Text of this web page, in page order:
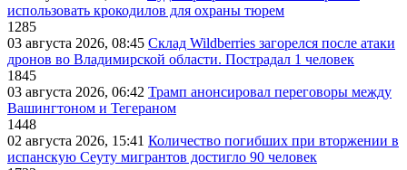
использовать крокодилов для охраны тюрем
1285
03 августа 2026, 08:45 Склад Wildberries загорелся после атаки
дронов во Владимирской области. Пострадал 1 человек
1845
03 августа 2026, 06:42 Трамп анонсировал переговоры между
Вашингтоном и Тегераном
1448
02 августа 2026, 15:41 Количество погибших при вторжении в
испанскую Сеуту мигрантов достигло 90 человек